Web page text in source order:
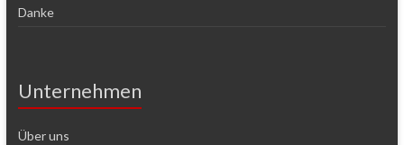
Danke
Unternehmen
Über uns